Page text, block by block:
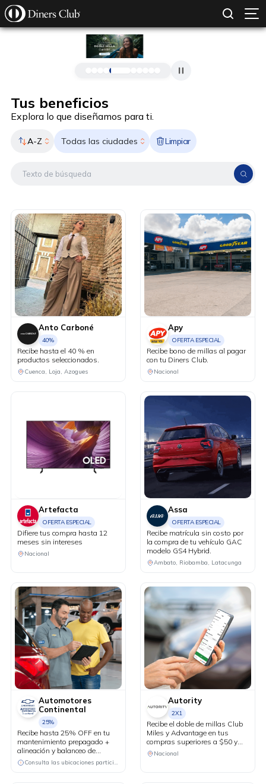
Pasar al contenido principal
Tus beneficios
Explora lo que diseñamos para ti.
A-Z Todas las ciudades Limpiar
Anto Carboné
40%
Recibe hasta el 40 % en
productos seleccionados.
Cuenca, Loja, Azogues
Apy
OFERTA ESPECIAL
Recibe bono de millas al pagar
con tu Diners Club.
Nacional
Artefacta
OFERTA ESPECIAL
Difiere tus compra hasta 12
meses sin intereses
Nacional
Assa
OFERTA ESPECIAL
Recibe matrícula sin costo por
la compra de tu vehículo GAC
modelo GS4 Hybrid.
Ambato, Riobamba, Latacunga
Automotores
Continental
25%
Recibe hasta 25% OFF en tu
mantenimiento prepagado +
alineación y balanceo de
cortesía.
Consulta las ubicaciones participantes
Autority
2X1
Recibe el doble de millas Club
Miles y Advantage en tus
compras superiores a $50 y
difiere hasta 12 meses con
intereses.
Nacional